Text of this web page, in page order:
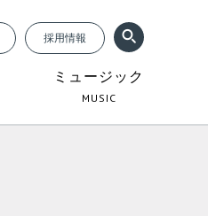
採用情報
ミュージック
MUSIC